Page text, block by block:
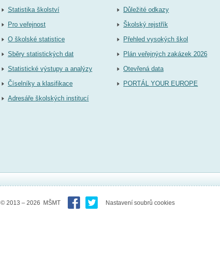
Statistika školství
Pro veřejnost
O školské statistice
Sběry statistických dat
Statistické výstupy a analýzy
Číselníky a klasifikace
Adresáře školských institucí
Důležité odkazy
Školský rejstřík
Přehled vysokých škol
Plán veřejných zakázek 2026
Otevřená data
PORTÁL YOUR EUROPE
© 2013 – 2026 MŠMT Nastavení soubrů cookies